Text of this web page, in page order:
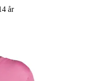
år